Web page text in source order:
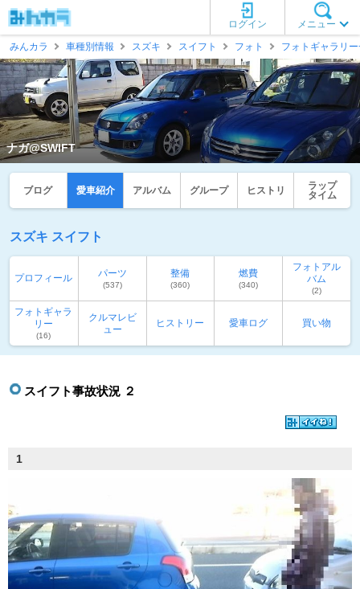
メニュー
ログイン
みんカラ
車種別情報 スズキ スイフト フォト フォトギャラリ
ナガ@SWIFT
ブログ 愛車紹介 アルバム グループ ヒストリ
ラップ
タイム
スズキ スイフト
プロフィール パーツ
(537)
整備
(360)
燃費
(340)
フォトアル
バム
(2)
フォトギャラ
リー
(16)
クルマレビ
ュー
ヒストリー 愛車ログ 買い物
スイフト事故状況 ２
1